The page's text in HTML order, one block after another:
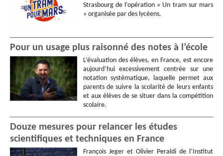
Strasbourg de l’opération « Un tram sur mars
» organisée par des lycéens.
Pour un usage plus raisonné des notes à l’école
L’évaluation des élèves, en France, est encore
aujourd’hui excessivement centrée sur une
notation systématique, laquelle permet aux
parents de suivre la scolarité de leurs enfants
et aux élèves de se situer dans la compétition
scolaire.
Douze mesures pour relancer les études
scientifiques et techniques en France
François Jeger et Olivier Peraldi de l’Institut